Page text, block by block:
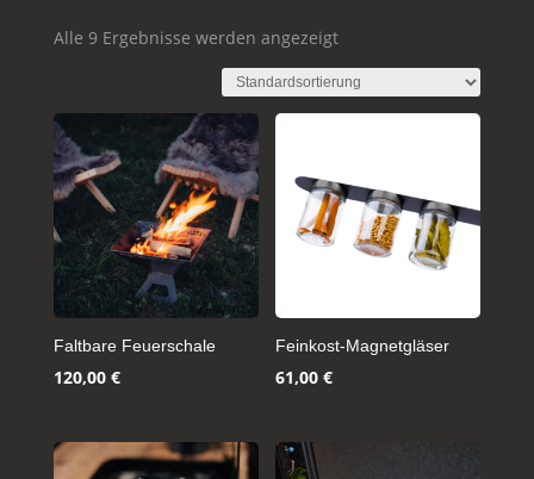
Alle 9 Ergebnisse werden angezeigt
Faltbare Feuerschale
120,00 €
Feinkost-Magnetgläser
61,00€